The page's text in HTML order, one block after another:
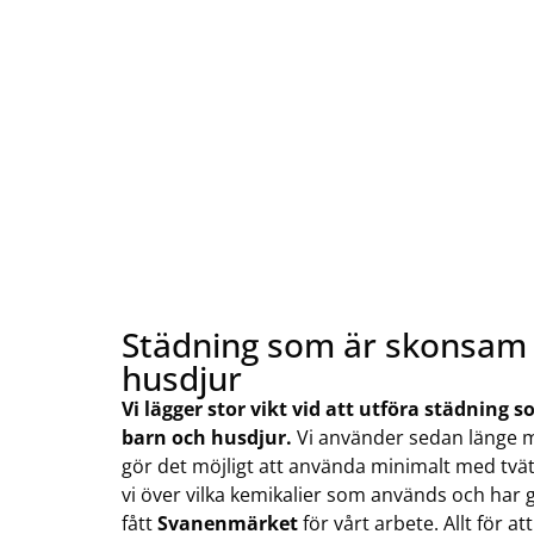
Städning som är
husdjur
Vi lägger stor vikt vid att utföra städning
barn och husdjur. Vi använder sedan länge
gör det möjligt att använda minimalt med
vi över vilka kemikalier som används och har
fåttSvanenmärketför vårt arbete. Allt för